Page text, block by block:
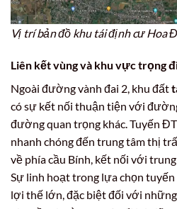
Vị trí bản đồ khu tái định cư Hoa
Liên kết vùng và khu vực trọng
Ngoài đường vành đai 2, khu đất
có sự kết nối thuận tiện với
đường quan trọng khác. Tuyến
nhanh chóng đến trung tâm thị
về phía cầu Bính, kết nối với
Sự linh hoạt trong lựa chọn
lợi thế lớn, đặc biệt đối với